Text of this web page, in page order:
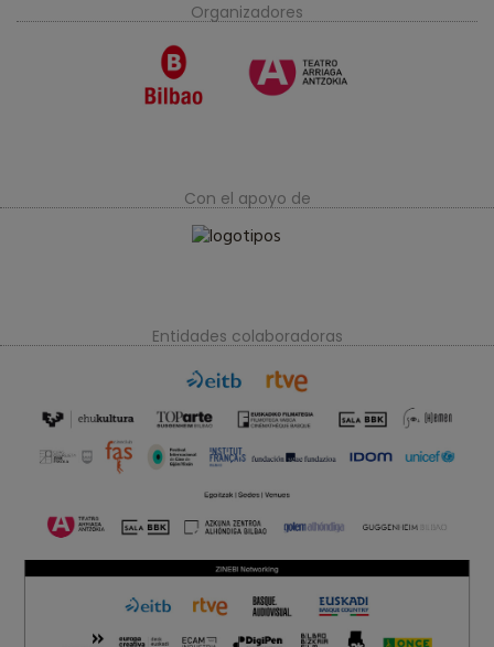
Organizadores
Con el apoyo de
Entidades colaboradoras